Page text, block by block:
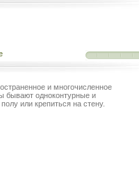
и многочисленное
бывают одноконтурные и
или крепиться на стену.